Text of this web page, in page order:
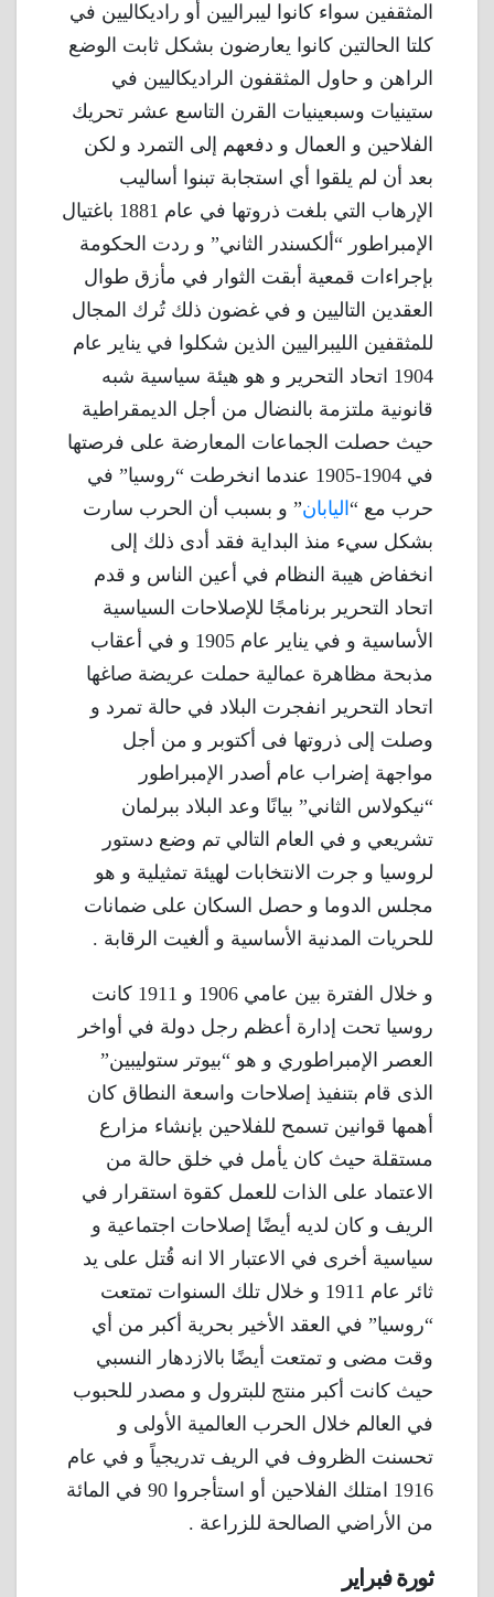
المثقفين سواء كانوا ليبراليين أو راديكاليين في
كلتا الحالتين كانوا يعارضون بشكل ثابت الوضع
الراهن و حاول المثقفون الراديكاليين في
ستينيات وسبعينيات القرن التاسع عشر تحريك
الفلاحين و العمال و دفعهم إلى التمرد و لكن
بعد أن لم يلقوا أي استجابة تبنوا أساليب
الإرهاب التي بلغت ذروتها في عام 1881 باغتيال
الإمبراطور “ألكسندر الثاني” و ردت الحكومة
بإجراءات قمعية أبقت الثوار في مأزق طوال
العقدين التاليين و في غضون ذلك تُرك المجال
للمثقفين الليبراليين الذين شكلوا في يناير عام
1904 اتحاد التحرير و هو هيئة سياسية شبه
قانونية ملتزمة بالنضال من أجل الديمقراطية
حيث حصلت الجماعات المعارضة على فرصتها
في 1904-1905 عندما انخرطت “روسيا” في
حرب مع “ اليابان” و بسبب أن الحرب سارت
بشكل سيء منذ البداية فقد أدى ذلك إلى
انخفاض هيبة النظام في أعين الناس و قدم
اتحاد التحرير برنامجًا للإصلاحات السياسية
الأساسية و في يناير عام 1905 و في أعقاب
مذبحة مظاهرة عمالية حملت عريضة صاغها
اتحاد التحرير انفجرت البلاد في حالة تمرد و
وصلت إلى ذروتها فى أكتوبر و من أجل
مواجهة إضراب عام أصدر الإمبراطور
“نيكولاس الثاني” بيانًا وعد البلاد ببرلمان
تشريعي و في العام التالي تم وضع دستور
لروسيا و جرت الانتخابات لهيئة تمثيلية و هو
مجلس الدوما و حصل السكان على ضمانات
للحريات المدنية الأساسية و ألغيت الرقابة .
و خلال الفترة بين عامي 1906 و 1911 كانت
روسيا تحت إدارة أعظم رجل دولة في أواخر
العصر الإمبراطوري و هو “بيوتر ستوليبين”
الذى قام بتنفيذ إصلاحات واسعة النطاق كان
أهمها قوانين تسمح للفلاحين بإنشاء مزارع
مستقلة حيث كان يأمل في خلق حالة من
الاعتماد على الذات للعمل كقوة استقرار في
الريف و كان لديه أيضًا إصلاحات اجتماعية و
سياسية أخرى في الاعتبار الا انه قُتل على يد
ثائر عام 1911 و خلال تلك السنوات تمتعت
“روسيا” في العقد الأخير بحرية أكبر من أي
وقت مضى و تمتعت أيضًا بالازدهار النسبي
حيث كانت أكبر منتج للبترول و مصدر للحبوب
في العالم خلال الحرب العالمية الأولى و
تحسنت الظروف في الريف تدريجياً و في عام
1916 امتلك الفلاحين أو استأجروا 90 في المائة
من الأراضي الصالحة للزراعة .
ثورة فبراير